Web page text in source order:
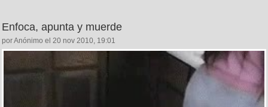
Enfoca, apunta y muerde
por Anónimo el 20 nov 2010, 19:01